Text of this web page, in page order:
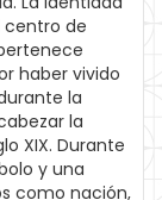
centro de
haber vivido
la
la
XIX. Durante
y una
como nación,